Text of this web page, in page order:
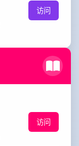
访问
访问